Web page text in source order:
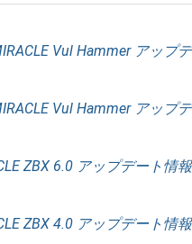
Vul Hammer アップ
Vul Hammer アップ
ZBX 6.0 アップデート情報
ZBX 4.0 アップデート情報